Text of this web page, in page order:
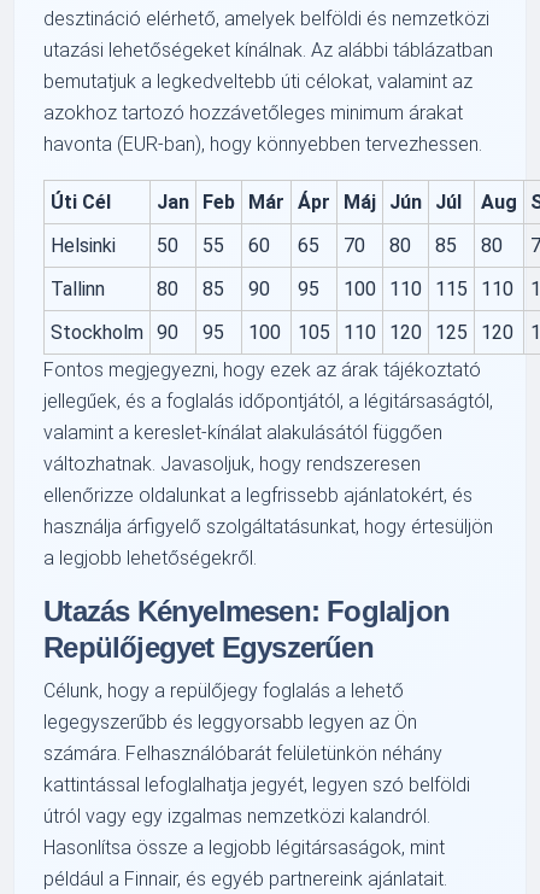
desztináció elérhető, amelyek belföldi és nemzetközi
utazási lehetőségeket kínálnak. Az alábbi táblázatban
bemutatjuk a legkedveltebb úti célokat, valamint az
azokhoz tartozó hozzávetőleges minimum árakat
havonta (EUR-ban), hogy könnyebben tervezhessen.
Úti Cél Jan Feb Már Ápr Máj Jún Júl Aug
Helsinki
50 55 60 65 70 80 85 80
Tallinn
80 85 90 95 100 110 115 110
Stockholm 90 95 100 105 110 120 125 120
Fontos megjegyezni, hogy ezek az árak tájékoztató
jellegűek, és a foglalás időpontjától, a légitársaságtól,
valamint a kereslet-kínálat alakulásától függően
változhatnak. Javasoljuk, hogy rendszeresen
ellenőrizze oldalunkat a legfrissebb ajánlatokért, és
használja árfigyelő szolgáltatásunkat, hogy értesüljön
a legjobb lehetőségekről.
Utazás Kényelmesen: Foglaljon
Repülőjegyet Egyszerűen
Célunk, hogy a repülőjegy foglalás a lehető
legegyszerűbb és leggyorsabb legyen az Ön
számára. Felhasználóbarát felületünkön néhány
kattintással lefoglalhatja jegyét, legyen szó belföldi
útról vagy egy izgalmas nemzetközi kalandról.
Hasonlítsa össze a legjobb légitársaságok, mint
például a Finnair, és egyéb partnereink ajánlatait.